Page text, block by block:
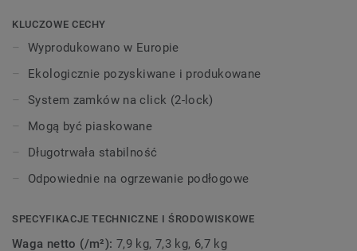
KLUCZOWE CECHY
Wyprodukowano w Europie
Ekologicznie pozyskiwane i produkowane
System zamków na click (2-lock)
Mogą być piaskowane
Długotrwała stabilność
Odpowiednie na ogrzewanie podłogowe
SPECYFIKACJE TECHNICZNE I ŚRODOWISKOWE
Waga netto (/m²): 7,9 kg, 7,3 kg, 6,7 kg